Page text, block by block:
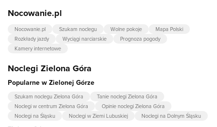
Nocowanie.pl
Nocowanie.pl Szukam noclegu Wolne pokoje
Mapa Polski
Rozkłady jazdy
Wyciągi narciarskie
Prognoza pogody
Kamery internetowe
Noclegi Zielona Góra
Popularne w Zielonej Górze
Szukam noclegu Zielona Góra
Tanie noclegi Zielona Góra
Noclegi w centrum Zielona Góra
Opinie noclegi Zielona Góra
Noclegi na Śląsku
Noclegi w Ziemi Lubuskiej Noclegi na Dolnym Śląsku